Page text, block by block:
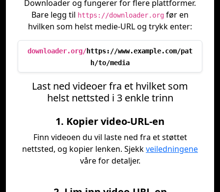
Downloader og fungerer for flere plattformer.
Bare legg til https://downloader.org før en
hvilken som helst medie-URL og trykk enter:
downloader.org/https://www.example.com/pat
h/to/media
Last ned videoer fra et hvilket som
helst nettsted i 3 enkle trinn
1. Kopier video-URL-en
Finn videoen du vil laste ned fra et støttet
nettsted, og kopier lenken. Sjekkveiledningene
våre for detaljer.